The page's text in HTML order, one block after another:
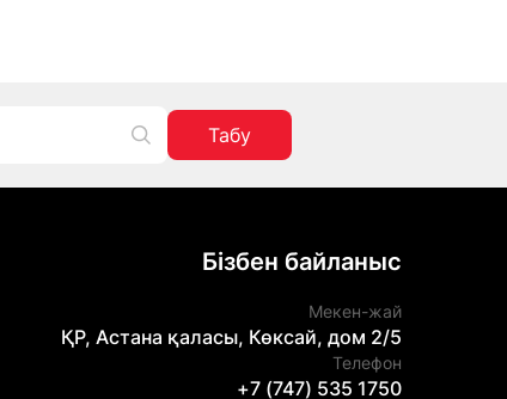
Табу
Бізбен байланыс
Мекен-жай
ҚР, Астана қаласы, Көксай, дом 2/5
Телефон
+7 (747) 535 1750